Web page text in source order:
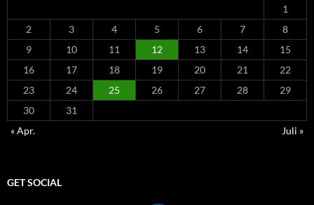
1
2
3 4 5 6 7
8
9
10 11 12 13 14
15
16
17 18 19 20 21
22
23
24 25 26 27 28
29
30
31
« Apr.
Juli »
GET SOCIAL